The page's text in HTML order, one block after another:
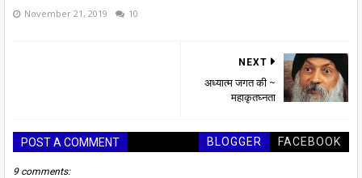
November 21, 2019 10
NEXT
अध्यात्म जगत की ~
महाकृतघ्नता
POST A COMMENT BLOGGER FACEBOOK
9 comments: